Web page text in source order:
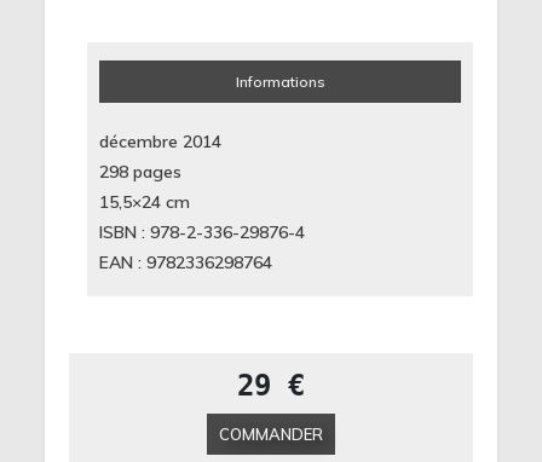
Informations
décembre 2014
298 pages
15,5×24 cm
ISBN : 978-2-336-29876-4
EAN : 9782336298764
29 €
COMMANDER